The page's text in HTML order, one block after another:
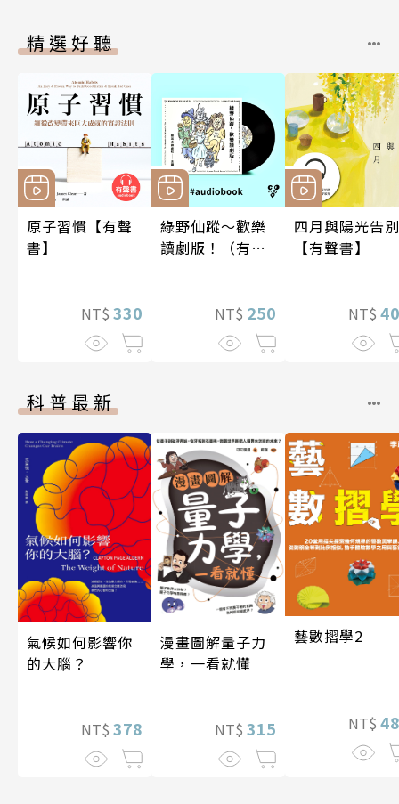
精選好聽
原子習慣【有聲
書】
NT$ 330
綠野仙蹤～歡樂
讀劇版！（有聲
NT$ 250
四月與陽光告別
【有聲書】
NT$
科普最新
氣候如何影響你
的大腦？
NT$ 378
漫畫圖解量子力
學，一看就懂
NT$ 315
藝數摺學2
NT$